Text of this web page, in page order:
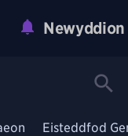
Newyddion
Eisteddfod